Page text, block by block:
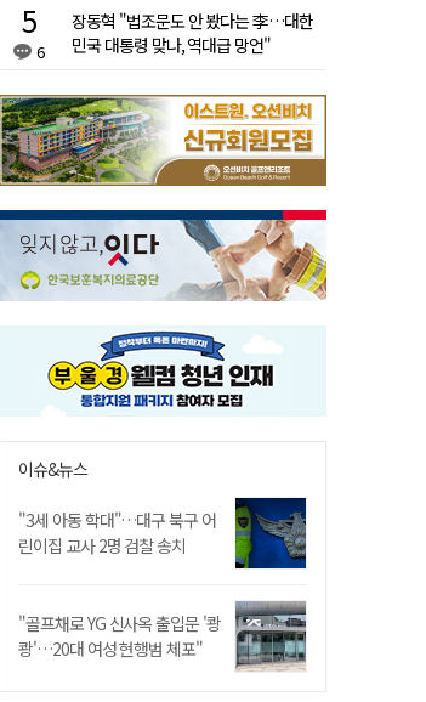
6
장동혁 "법조문도 안 봤다는 李…대한
민국 대통령 맞나, 역대급 망언"
이슈&뉴스
"3세 아동 학대"…대구 북구 어
린이집 교사 2명 검찰 송치
"골프채로 YG 신사옥 출입문 '쾅
쾅'…20대 여성 현행범 체포"